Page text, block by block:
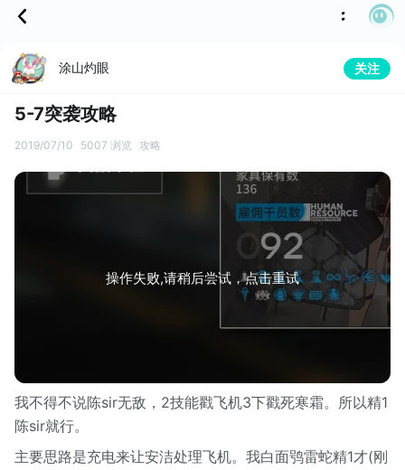
涂山灼眼 关注
5-7突袭攻略
2019/07/10 5007 浏览 攻略
操作失败,请稍后尝试，点击重试
我不得不说陈sir无敌，2技能戳飞机3下戳死寒霜。所以精1
陈sir就行。
主要思路是充电来让安洁处理飞机。我白面鸮雷蛇精1才(刚